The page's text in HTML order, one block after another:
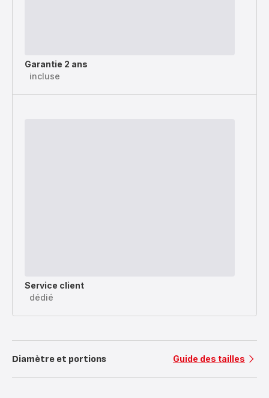
Garantie 2 ans
incluse
Service client
dédié
Diamètre et portions Guide des tailles